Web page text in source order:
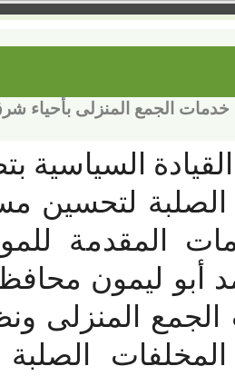
الجمع المنزلى بأحياء
السياسية
لتحسين
المقدمة
أبو ليمون محافظ
المنزلى
الصلبة